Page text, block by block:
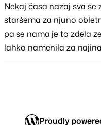
Nekaj časa nazaj sva se
staršema za njuno
pa se nama je to zdela
lahko namenila za
Proudly